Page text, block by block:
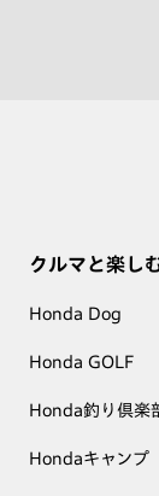
クルマと楽し
Honda Dog
Honda GOLF
Honda釣り倶楽
Hondaキャンプ